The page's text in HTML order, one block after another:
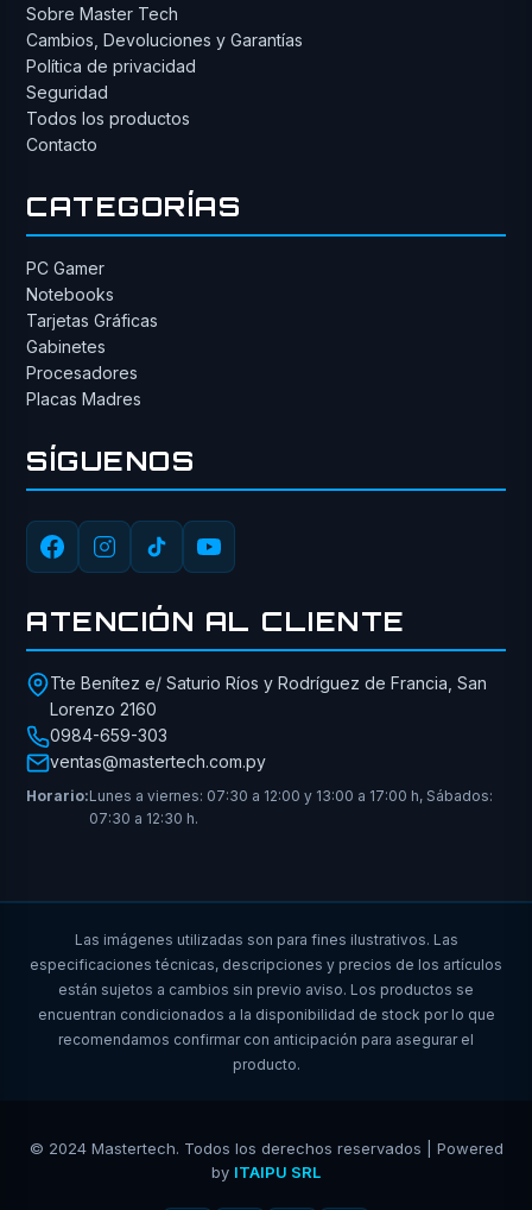
Sobre Master Tech
Cambios, Devoluciones y Garantías
Política de privacidad
Seguridad
Todos los productos
Contacto
CATEGORÍAS
PC Gamer
Notebooks
Tarjetas Gráficas
Gabinetes
Procesadores
Placas Madres
SÍGUENOS
ATENCIÓN AL CLIENTE
Tte Benítez e/ Saturio Ríos y Rodríguez de Francia, San
Lorenzo 2160
0984-659-303
ventas@mastertech.com.py
Horario:Lunes a viernes: 07:30 a 12:00 y 13:00 a 17:00 h, Sábados:
07:30 a 12:30 h.
Las imágenes utilizadas son para fines ilustrativos. Las
especificaciones técnicas, descripciones y precios de los artículos
están sujetos a cambios sin previo aviso. Los productos se
encuentran condicionados a la disponibilidad de stock por lo que
recomendamos confirmar con anticipación para asegurar el
producto.
© 2024 Mastertech. Todos los derechos reservados | Powered
by ITAIPU SRL